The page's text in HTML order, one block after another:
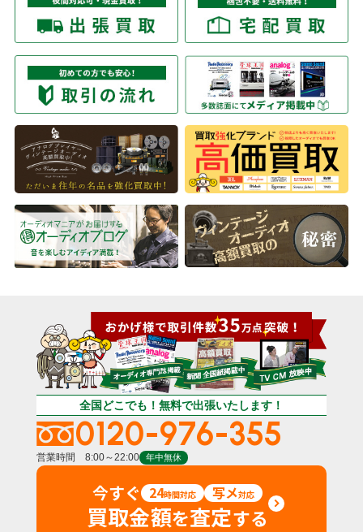
全国どこでも！無料で出張いたします！
0120-976-355
営業時間 8:00～22:00 年中無休
今すぐ 24時間対応 写メ対応
買取金額を査定する